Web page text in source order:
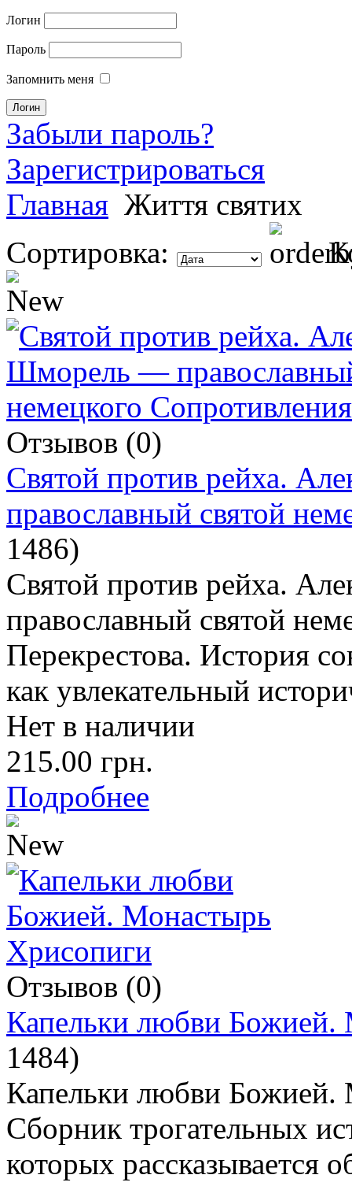
Логин
Пароль
Запомнить меня
Забыли пароль?
Зарегистрироваться
Главная Життя святих
Сортировка:
Отзывов (0)
Святой против рейха.
православный святой
1486)
Святой против рейха.
православный святой
Перекрестова. История
как увлекательный
Нет в наличии
215.00 грн.
Подробнее
Отзывов (0)
Капельки любви
1484)
Капельки любви
Сборник трогательных
которых рассказывается